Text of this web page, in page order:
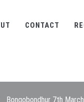
CONTACT
Bongobondhur 7th